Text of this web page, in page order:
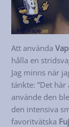
Att använda
hålla en
Jag minns när
tänkte: ”Det
använde den
den intensiva
favoritvätska